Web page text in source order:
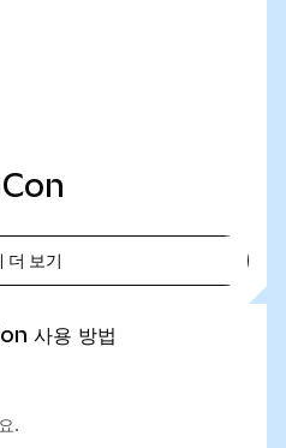
더 보기
사용 방법
.